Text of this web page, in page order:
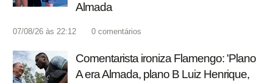
Almada
07/08/26 às 22:12 0 comentários
Comentarista ironiza Flamengo: 'Plano
A era Almada, plano B Luiz Henrique,